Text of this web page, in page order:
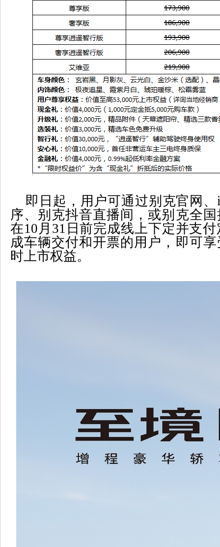
即日起，用户可通过别克官网、
序、别克抖音直播间，或别克全
在10 月 31 日前完成线上下定并支
成车辆交付和开票的用户，即可
时上市权益。